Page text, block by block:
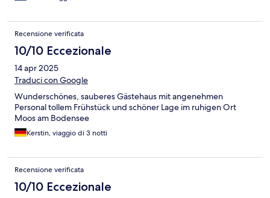
Recensione verificata
10/10 Eccezionale
14 apr 2025
Traduci con Google
Wunderschönes, sauberes Gästehaus mit angenehmen
Personal tollem Frühstück und schöner Lage im ruhigen Ort
Moos am Bodensee
Kerstin, viaggio di 3 notti
Recensione verificata
10/10 Eccezionale